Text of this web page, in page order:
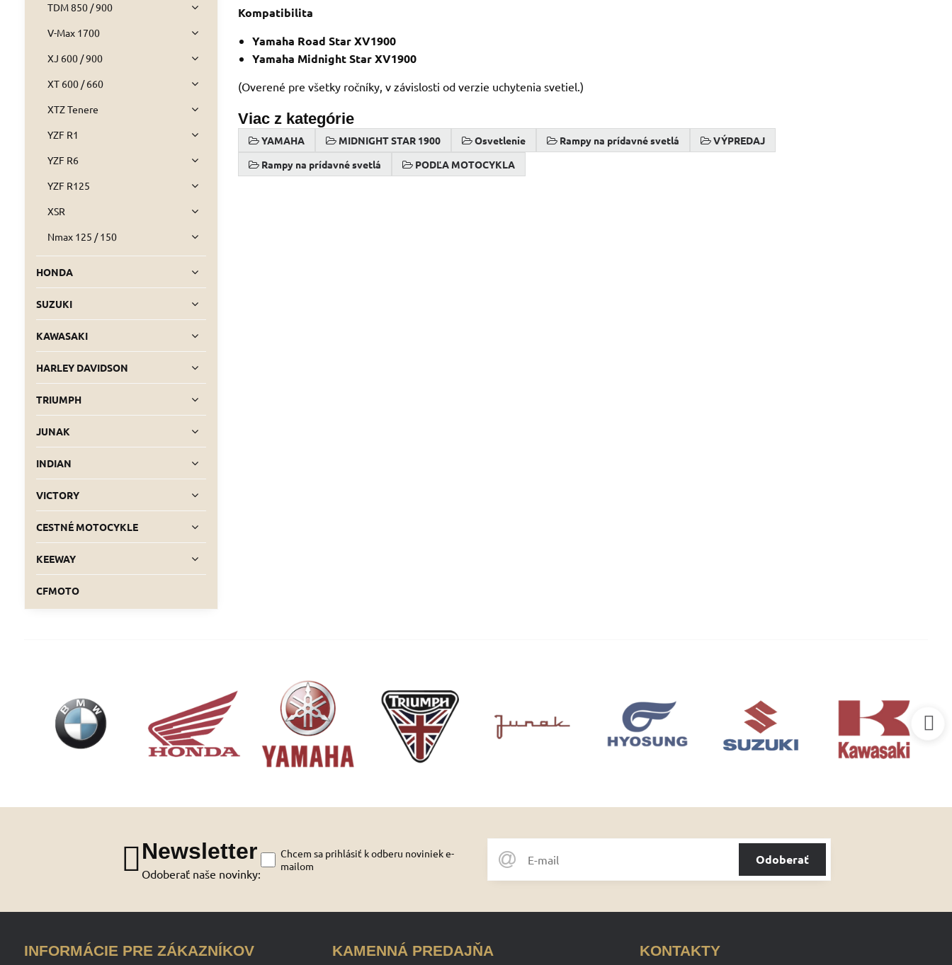
Kompatibilita
Yamaha Road Star XV1900
Yamaha Midnight Star XV1900
(Overené pre všetky ročníky, v závislosti od verzie uchytenia svetiel.)
Viac z kategórie
YAMAHA MIDNIGHT STAR 1900 Osvetlenie Rampy na prídavné svetlá
VÝPREDAJ
Rampy na prídavné svetlá
PODĽA MOTOCYKLA
TDM 850 / 900
V-Max 1700
XJ 600 / 900
XT 600 / 660
XTZ Tenere
YZF R1
YZF R6
YZF R125
XSR
Nmax 125 / 150
HONDA
SUZUKI
KAWASAKI
HARLEY DAVIDSON
TRIUMPH
JUNAK
INDIAN
VICTORY
CESTNÉ MOTOCYKLE
KEEWAY
CFMOTO
Newsletter
Odoberať naše novinky:
Odoberať
Chcem sa prihlásiť k odberu noviniek e-
mailom
INFORMÁCIE PRE ZÁKAZNÍKOV KAMENNÁ PREDAJŇA KONTAKTY